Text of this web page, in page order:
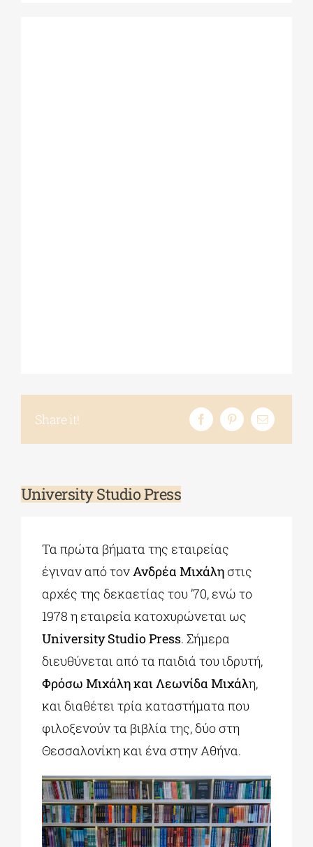
Share it!
University Studio Press
Τα πρώτα βήματα της εταιρείας
έγιναν από τονΑνδρέα Μιχάληστις
αρχές της δεκαετίας του ’70, ενώ το
1978 η εταιρεία κατοχυρώνεται ως
University Studio Press. Σήμερα
διευθύνεται από τα παιδιά του ιδρυτή,
Φρόσω Μιχάλη και Λεωνίδα Μιχάλη,
και διαθέτει τρία καταστήματα που
φιλοξενούν τα βιβλία της, δύο στη
Θεσσαλονίκη και ένα στην Αθήνα.